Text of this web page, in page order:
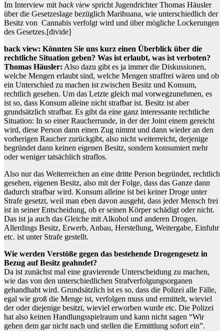
Im Interview mitback view spricht Jugendrichter Thomas Häusler
über die Gesetzeslage bezüglich Marihuana, wie unterschiedlich der
Besitz von Cannabis verfolgt wird und über mögliche Lockerungen
des Gesetzes.[divide]
back view: Könnten Sie uns kurz einen Überblick über die
rechtliche Situation geben? Was ist erlaubt, was ist verboten?
Thomas Häusler: Also dazu gibt es ja immer die Diskussionen,
welche Mengen erlaubt sind, welche Mengen straffrei wären und ob
ein Unterschied zu machen ist zwischen Besitz und Konsum,
rechtlich gesehen. Um das Letzte gleich mal vorwegzunehmen, es
ist so, dass Konsum alleine nicht strafbar ist. Besitz ist aber
grundsätzlich strafbar. Es gibt da eine ganz interessante rechtliche
Situation: In so einer Raucherrunde, in der der Joint einem gereicht
wird, diese Person dann einen Zug nimmt und dann wieder an den
vorherigen Raucher zurückgibt, also nicht weiterreicht, derjenige
begründet dann keinen eigenen Besitz, sondern konsumiert mehr
oder weniger tatsächlich straflos.
Also nur das Weiterreichen an eine dritte Person begründet, rechtlich
gesehen, eigenen Besitz, also mit der Folge, dass das Ganze dann
dadurch strafbar wird. Konsum alleine ist bei keiner Droge unter
Strafe gesetzt, weil man eben davon ausgeht, dass jeder Mensch frei
ist in seiner Entscheidung, ob er seinen Körper schädigt oder nicht.
Das ist ja auch das Gleiche mit Alkohol und anderen Drogen.
Allerdings Besitz, Erwerb, Anbau, Herstellung, Weitergabe, Einfuhr
etc. ist unter Strafe gestellt.
Wie werden Verstöße gegen das bestehende Drogengesetz in
Bezug auf Besitz geahndet?
Da ist zunächst mal eine gravierende Unterscheidung zu machen,
wie das von den unterschiedlichen Strafverfolgungsorganen
gehandhabt wird. Grundsätzlich ist es so, dass die Polizei alle Fälle,
egal wie groß die Menge ist, verfolgen muss und ermittelt, wieviel
der oder diejenige besitzt, wieviel erworben wurde etc. Die Polizei
hat also keinen Handlungsspielraum und kann nicht sagen “Wir
gehen dem gar nicht nach und stellen die Ermittlung sofort ein”.